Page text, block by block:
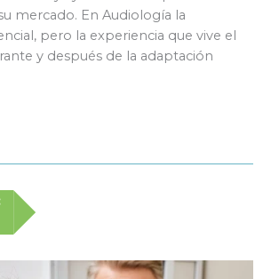
mercado. En Audiología la
pero la experiencia que vive el
y después de la adaptación